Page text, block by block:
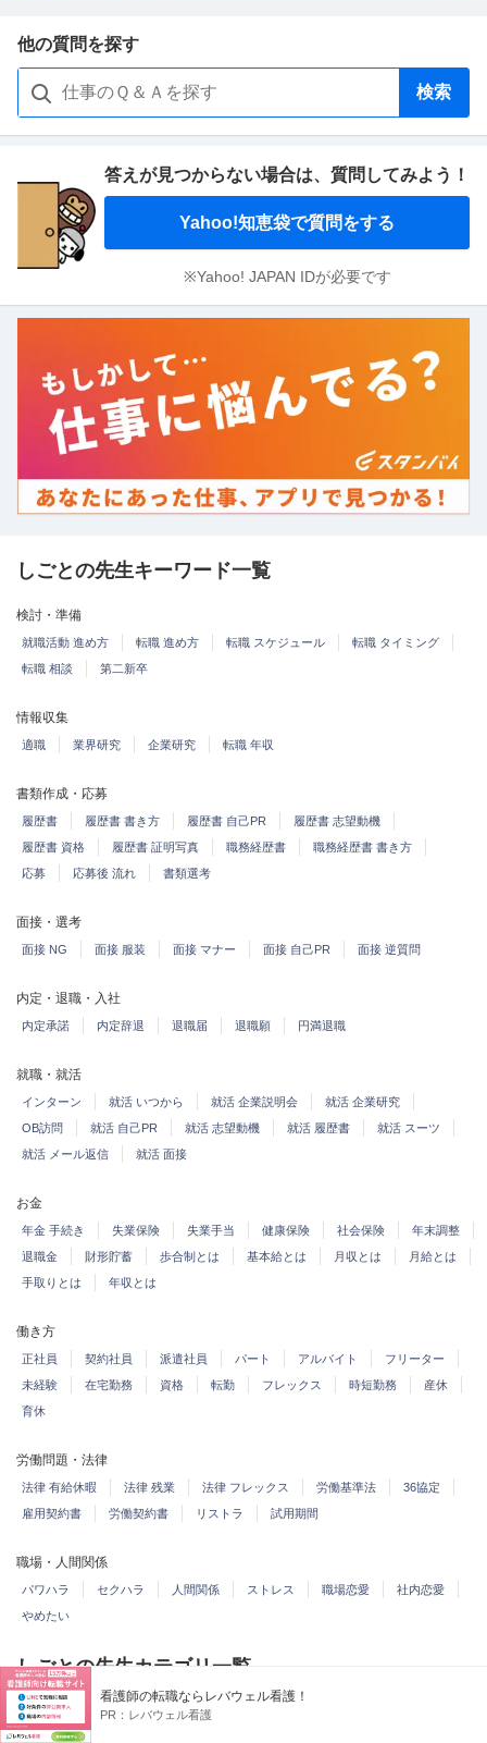
他の質問を探す
検索
答えが見つからない場合は、 質問してみよう！
Yahoo!知恵袋で質問をする
※Yahoo! JAPAN IDが必要です
しごとの先生キーワード一覧
検討・準備
就職活動 進め方 転職 進め方 転職 スケジュール
転職 タイミング
転職 相談
第二新卒
情報収集
適職 業界研究 企業研究 転職 年収
書類作成・応募
履歴書 履歴書 書き方 履歴書 自己PR
履歴書 志望動機
履歴書 資格
履歴書 証明写真 職務経歴書
職務経歴書 書き方
応募
応募後 流れ 書類選考
面接・選考
面接 NG 面接 服装 面接 マナー 面接 自己PR 面接 逆質問
内定・退職・入社
内定承諾 内定辞退 退職届 退職願 円満退職
就職・就活
インターン 就活 いつから 就活 企業説明会
就活 企業研究
OB訪問
就活 自己PR 就活 志望動機 就活 履歴書
就活 スーツ
就活 メール返信
就活 面接
お金
年金 手続き 失業保険 失業手当 健康保険 社会保険
年末調整
退職金
財形貯蓄 歩合制とは 基本給とは 月収とは
月給とは
手取りとは
年収とは
働き方
正社員 契約社員 派遣社員 パート アルバイト
フリーター
未経験
在宅勤務 資格 転勤 フレックス 時短勤務
産休
育休
労働問題・法律
法律 有給休暇 法律 残業 法律 フレックス 労働基準法
36協定
雇用契約書
労働契約書 リストラ 試用期間
職場・人間関係
パワハラ セクハラ 人間関係 ストレス 職場恋愛
社内恋愛
やめたい
しごとの先生カテゴリ一覧
職業
この仕事教えて
看護師の転職ならレバウェル看護！
PR： レバウェル看護